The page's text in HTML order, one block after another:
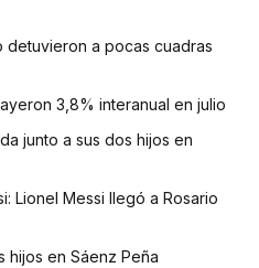
a pocas cuadras
3,8% interanual en julio
junto a sus dos hijos en
Lionel Messi llegó a Rosario
hijos en Sáenz Peña